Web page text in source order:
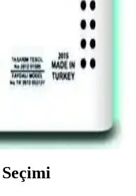
Tasarım ve üretim
Voltaj Regülatörü
yüksek
göstergelerle kolay takip